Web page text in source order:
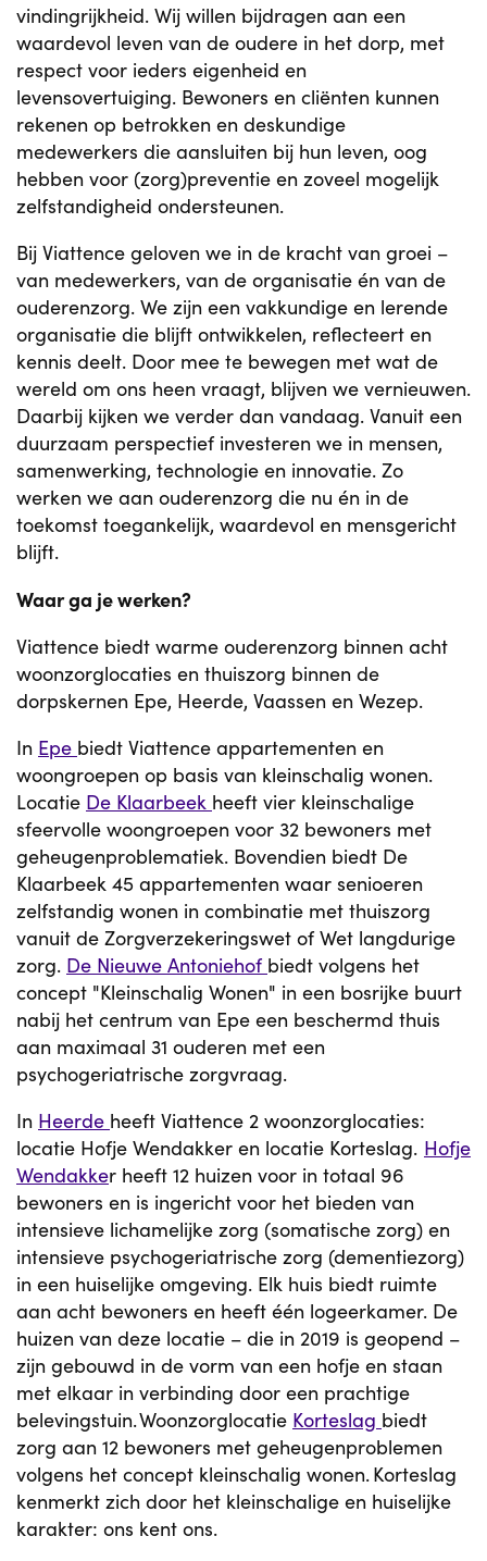
vindingrijkheid. Wij willen bijdragen aan een
waardevol leven van de oudere in het dorp, met
respect voor ieders eigenheid en
levensovertuiging. Bewoners en cliënten kunnen
rekenen op betrokken en deskundige
medewerkers die aansluiten bij hun leven, oog
hebben voor (zorg)preventie en zoveel mogelijk
zelfstandigheid ondersteunen.
Bij Viattence geloven we in de kracht van groei –
van medewerkers, van de organisatie én van de
ouderenzorg. We zijn een vakkundige en lerende
organisatie die blijft ontwikkelen, reflecteert en
kennis deelt. Door mee te bewegen met wat de
wereld om ons heen vraagt, blijven we vernieuwen.
Daarbij kijken we verder dan vandaag. Vanuit een
duurzaam perspectief investeren we in mensen,
samenwerking, technologie en innovatie. Zo
werken we aan ouderenzorg die nu én in de
toekomst toegankelijk, waardevol en mensgericht
blijft.
Waar ga je werken?
Viattence biedt warme ouderenzorg binnen acht
woonzorglocaties en thuiszorg binnen de
dorpskernen Epe, Heerde, Vaassen en Wezep.
In Epe biedt Viattence appartementen en
woongroepen op basis van kleinschalig wonen.
Locatie De Klaarbeek heeft vier kleinschalige
sfeervolle woongroepen voor 32 bewoners met
geheugenproblematiek. Bovendien biedt De
Klaarbeek 45 appartementen waar senioeren
zelfstandig wonen in combinatie met thuiszorg
vanuit de Zorgverzekeringswet of Wet langdurige
zorg. De Nieuwe Antoniehof biedt volgens het
concept "Kleinschalig Wonen" in een bosrijke buurt
nabij het centrum van Epe een beschermd thuis
aan maximaal 31 ouderen met een
psychogeriatrische zorgvraag.
In Heerde heeft Viattence 2 woonzorglocaties:
locatie Hofje Wendakker en locatie Korteslag. Hofje
Wendakker heeft 12 huizen voor in totaal 96
bewoners en is ingericht voor het bieden van
intensieve lichamelijke zorg (somatische zorg) en
intensieve psychogeriatrische zorg (dementiezorg)
in een huiselijke omgeving. Elk huis biedt ruimte
aan acht bewoners en heeft één logeerkamer. De
huizen van deze locatie – die in 2019 is geopend –
zijn gebouwd in de vorm van een hofje en staan
met elkaar in verbinding door een prachtige
belevingstuin. Woonzorglocatie Korteslag biedt
zorg aan 12 bewoners met geheugenproblemen
volgens het concept kleinschalig wonen. Korteslag
kenmerkt zich door het kleinschalige en huiselijke
karakter: ons kent ons.